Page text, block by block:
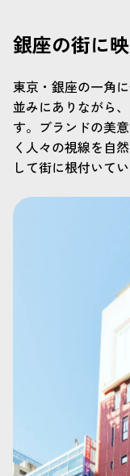
銀座の街に
東京・銀座の一角
並みにありながら
す。ブランドの美
く人々の視線を自
して街に根付いてい